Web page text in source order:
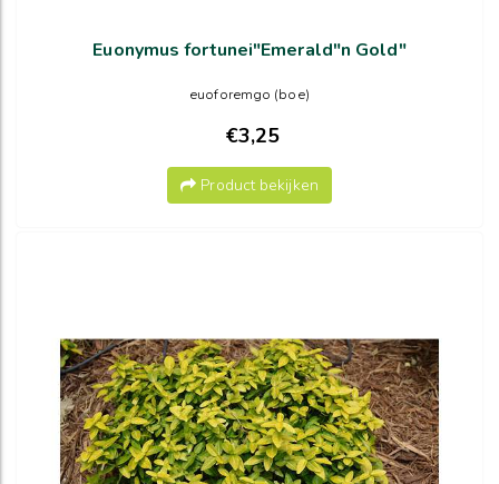
Euonymus fortunei"Emerald"n Gold"
euoforemgo (boe)
€3,25
Product bekijken